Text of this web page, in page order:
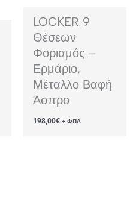
LOCKER 9
Θέσεων
Φοριαμός –
Ερμάριο,
Μέταλλο Βαφή
Άσπρο
198,00€ + ΦΠΑ